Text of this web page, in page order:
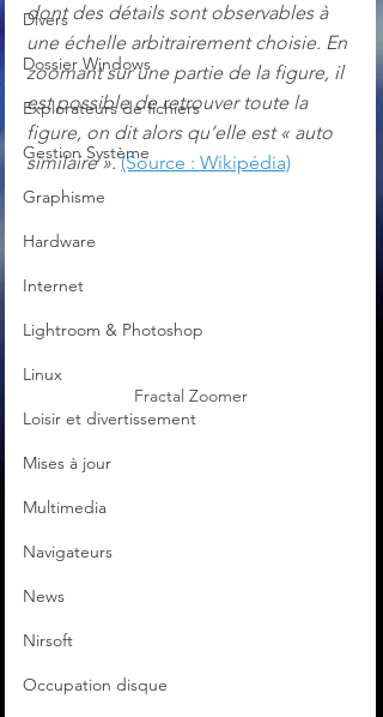
Divers
Dossier Windows
Explorateurs de fichiers
Gestion Système
Graphisme
Hardware
Internet
Lightroom & Photoshop
Linux
Loisir et divertissement
Mises à jour
Multimedia
Navigateurs
News
Nirsoft
Occupation disque
dont des détails sont observables à
une échelle arbitrairement choisie. En
zoomant sur une partie de la figure, il
est possible de retrouver toute la
figure, on dit alors qu’elle est « auto
similaire ». (Source : Wikipédia)
Fractal Zoomer